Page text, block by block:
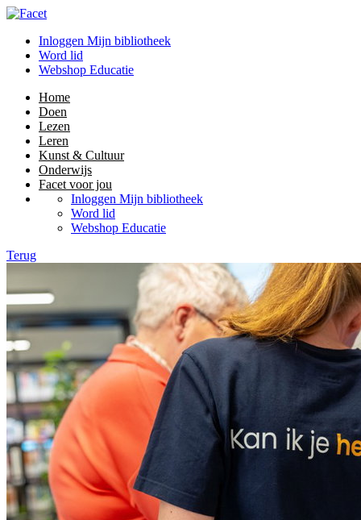
Inloggen Mijn bibliotheek
Word lid
Webshop Educatie
Home
Doen
Lezen
Leren
Kunst & Cultuur
Onderwijs
Facet voor jou
Inloggen Mijn bibliotheek
Word lid
Webshop Educatie
Terug